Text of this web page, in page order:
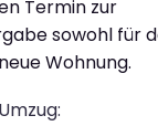
Termin zur
sowohl für
Wohnung.